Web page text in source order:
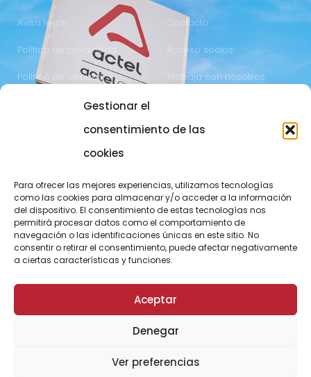
Gestionar el
consentimiento de las
cookies
Para ofrecer las mejores experiencias, utilizamos tecnologías
como las cookies para almacenar y/o acceder a la información
del dispositivo. El consentimiento de estas tecnologías nos
permitirá procesar datos como el comportamiento de
navegación o las identificaciones únicas en este sitio. No
consentir o retirar el consentimiento, puede afectar negativamente
a ciertas características y funciones.
Aceptar
Denegar
Ver preferencias
Aviso legal
Política de privacidad
Política de cookies
Contacto
Acceso socios
Trabaja con nosotros
973 700 800
25196 Lleida
comunicacio@actel.es
CONOCE NOVACOOP